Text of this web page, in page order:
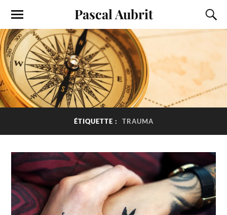
Pascal Aubrit
ÉTIQUETTE : TRAUMA